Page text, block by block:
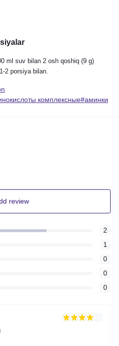
ml suv bilan 2 osh qoshiq (9 g)
2 porsiya bilan.
комплексные#аминки
review
2
1
0
0
0